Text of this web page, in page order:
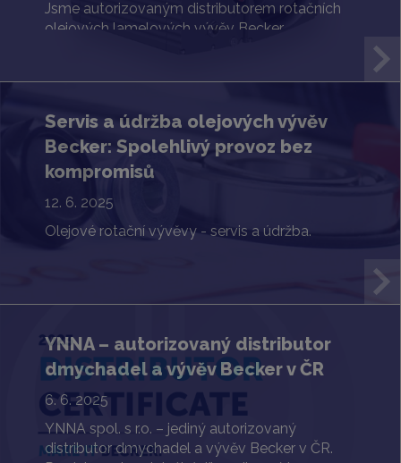
Jsme autorizovaným distributorem rotačních
olejových lamelových vývěv Becker.
Servis a údržba olejových vývěv
Becker: Spolehlivý provoz bez
kompromisů
12. 6. 2025
Olejové rotační vývěvy - servis a údržba.
YNNA – autorizovaný distributor
dmychadel a vývěv Becker v ČR
6. 6. 2025
YNNA spol. s r.o. – jediný autorizovaný
distributor dmychadel a vývěv Becker v ČR.